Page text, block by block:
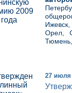
Орел,
27 июля